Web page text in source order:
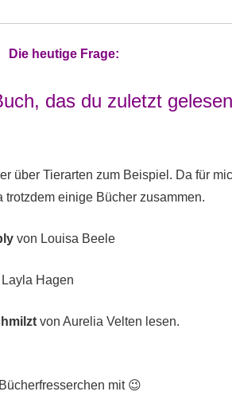
Die heutige Frage:
das du zuletzt
über Tierarten zum Beispiel. Da für
einige Bücher zusammen.
von Louisa Beele
Hagen
von Aurelia Velten lesen.
mit 😉